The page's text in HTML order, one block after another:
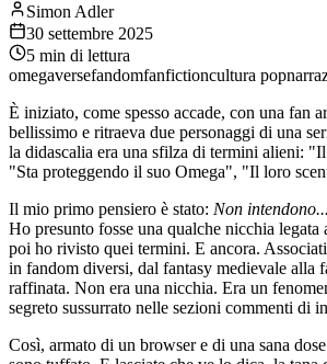
Simon Adler
30 settembre 2025
5 min di lettura
omegaversefandomfanfictioncultura pop
È iniziato, come spesso accade, con una fan
bellissimo e ritraeva due personaggi di una
la didascalia era una sfilza di termini alieni:
"Sta proteggendo il suo Omega", "Il loro
Il mio primo pensiero è stato: Non
Ho presunto fosse una qualche nicchia
poi ho rivisto quei termini. E ancora.
in fandom diversi, dal fantasy medievale alla
raffinata. Non era una nicchia. Era un
segreto sussurrato nelle sezioni commenti di
Così, armato di un browser e di una sana